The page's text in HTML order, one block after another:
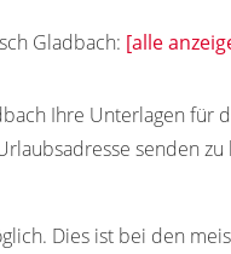
Gladbach: [alle
51414 51415
Ihre Unterlagen für
senden
Dies ist bei den